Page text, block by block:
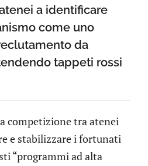
a identificare
come uno
da
tappeti rossi
competizione tra atenei
e stabilizzare i fortunati
“programmi ad alta